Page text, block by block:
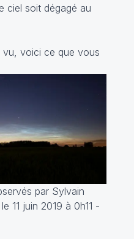
ciel soit dégagé au
voici ce que vous
par Sylvain
11 juin 2019 à 0h11 -